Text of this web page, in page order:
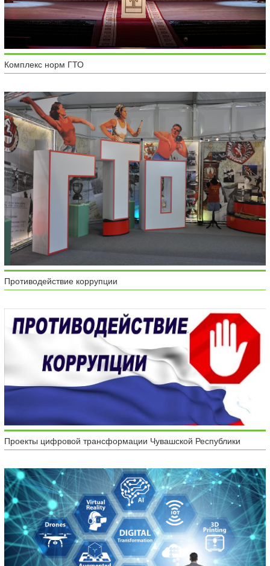
Комплекс норм ГТО
Противодействие коррупции
Проекты цифровой трансформации Чувашской Республики